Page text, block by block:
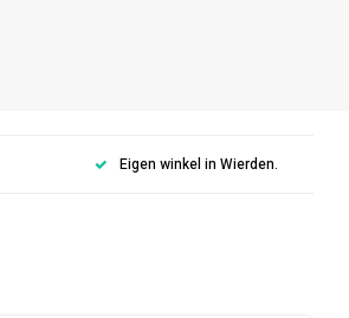
Eigen winkel in Wierden.